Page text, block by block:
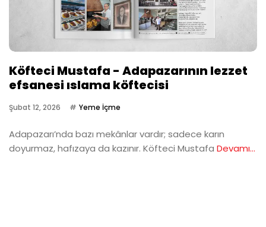
Köfteci Mustafa - Adapazarının lezzet
efsanesi ıslama köftecisi
Şubat 12, 2026 Yeme İçme
Adapazarı’nda bazı mekânlar vardır; sadece karın
doyurmaz, hafızaya da kazınır. Köfteci Mustafa Devamı...